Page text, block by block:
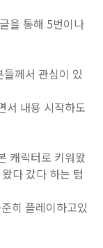
을 통해 5번이나
께서 관심이 있
서 내용 시작하도
캐릭터로 키워왔
다 갔다 하는 텀
히 플레이하고있